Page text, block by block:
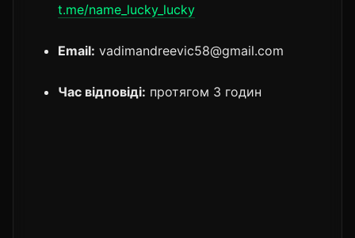
t.me/name_lucky_lucky
Email: vadimandreevic58@gmail.com
Час відповіді: протягом 3 годин